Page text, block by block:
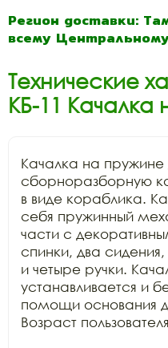
Регион доставки:
всему
Технические
КБ-11
Качалка на
сборноразборную
в виде кораблика.
себя пружинный
части с
спинки, два
и четыре ручки.
устанавливается и
помощи основания
Возраст